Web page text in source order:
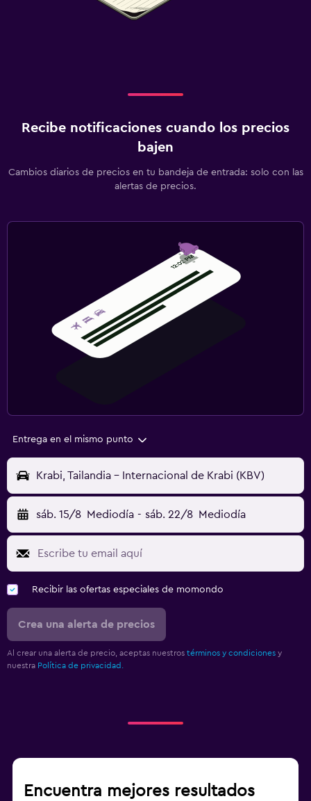
Recibe notificaciones cuando los precios
bajen
Cambios diarios de precios en tu bandeja de entrada: solo con las
alertas de precios.
Entrega en el mismo punto
Krabi, Tailandia - Internacional de Krabi (KBV)
sáb. 15/8 Mediodía - sáb. 22/8 Mediodía
Recibir las ofertas especiales de momondo
Crea una alerta de precios
Al crear una alerta de precio, aceptas nuestros términos y condiciones y
nuestra Política de privacidad.
Encuentra mejores resultados